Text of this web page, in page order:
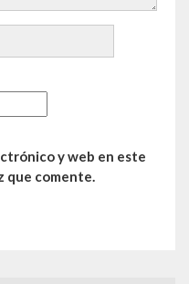
y web en este
que comente.